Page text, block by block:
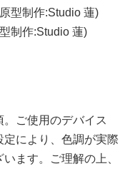
型制作:Studio 蓮)
制作:Studio 蓮)
ご使用のデバイス
定により、色調が実際
ます。ご理解の上、